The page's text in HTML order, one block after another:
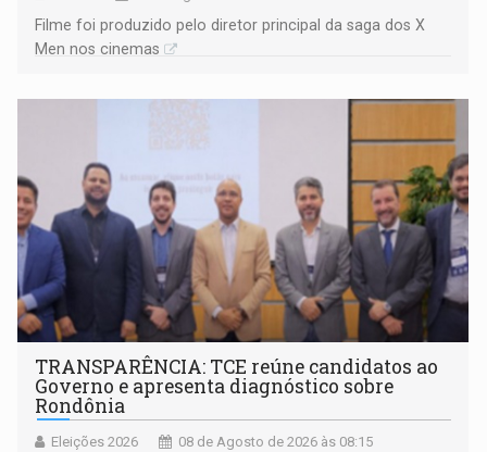
Filme foi produzido pelo diretor principal da saga dos X
Men nos cinemas
TRANSPARÊNCIA: TCE reúne candidatos ao
Governo e apresenta diagnóstico sobre
Rondônia
Eleições 2026 08 de Agosto de 2026 às 08:15